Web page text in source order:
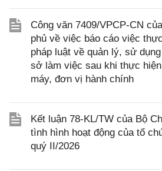
Công văn 7409/VPCP-CN
phủ về việc báo cáo việc
pháp luật về quản lý, sử
sở làm việc sau khi thực
máy, đơn vị hành chính
Kết luận 78-KL/TW của Bộ
tình hình hoạt động của tổ
quý II/2026